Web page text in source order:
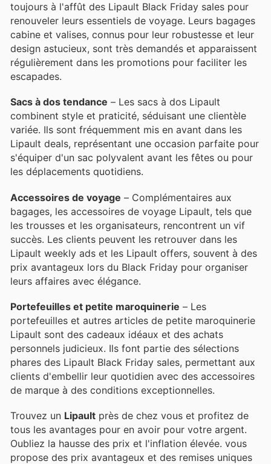
toujours à l'affût des Lipault Black Friday sales pour
renouveler leurs essentiels de voyage. Leurs bagages
cabine et valises, connus pour leur robustesse et leur
design astucieux, sont très demandés et apparaissent
régulièrement dans les promotions pour faciliter les
escapades.
Sacs à dos tendance – Les sacs à dos Lipault
combinent style et praticité, séduisant une clientèle
variée. Ils sont fréquemment mis en avant dans les
Lipault deals, représentant une occasion parfaite pour
s'équiper d'un sac polyvalent avant les fêtes ou pour
les déplacements quotidiens.
Accessoires de voyage – Complémentaires aux
bagages, les accessoires de voyage Lipault, tels que
les trousses et les organisateurs, rencontrent un vif
succès. Les clients peuvent les retrouver dans les
Lipault weekly ads et les Lipault offers, souvent à des
prix avantageux lors du Black Friday pour organiser
leurs affaires avec élégance.
Portefeuilles et petite maroquinerie – Les
portefeuilles et autres articles de petite maroquinerie
Lipault sont des cadeaux idéaux et des achats
personnels judicieux. Ils font partie des sélections
phares des Lipault Black Friday sales, permettant aux
clients d'embellir leur quotidien avec des accessoires
de marque à des conditions exceptionnelles.
Trouvez un Lipault près de chez vous et profitez de
tous les avantages pour en avoir pour votre argent.
Oubliez la hausse des prix et l'inflation élevée. vous
propose des prix avantageux et des remises uniques